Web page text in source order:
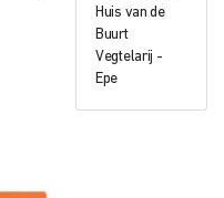
Huis van de
Buurt
Vegtelarij -
Epe